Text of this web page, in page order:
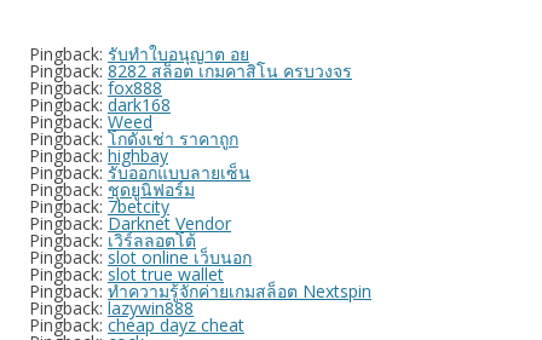
Pingback: รับทำใบอนุญาต อย
Pingback: 8282 สล็อต เกมคาสิโน ครบวงจร
Pingback: fox888
Pingback: dark168
Pingback: Weed
Pingback: โกดังเช่า ราคาถูก
Pingback: highbay
Pingback: รับออกแบบลายเซ็น
Pingback: ชุดยูนิฟอร์ม
Pingback: 7betcity
Pingback: Darknet Vendor
Pingback: เวิร์ลลอตโต้
Pingback: slot online เว็บนอก
Pingback: slot true wallet
Pingback: ทำความรู้จักค่ายเกมสล็อต Nextspin
Pingback: lazywin888
Pingback: cheap dayz cheat